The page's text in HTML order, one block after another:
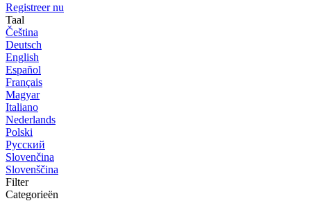
Registreer nu
Taal
Čeština
Deutsch
English
Español
Français
Magyar
Italiano
Nederlands
Polski
Русский
Slovenčina
Slovenščina
Filter
Categorieën